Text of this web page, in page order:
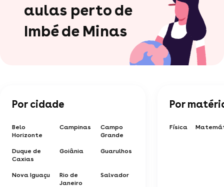
aulas perto de
Imbé de Minas
Por cidade
Belo
Horizonte
Campinas
Campo
Grande
Duque de
Caxias
Goiânia Guarulhos
Nova Iguaçu
Rio de
Janeiro
Salvador
Por
Física